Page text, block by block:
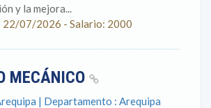
y la mejora...
22/07/2026 - Salario: 2000
MECÁNICO
| Departamento : Arequipa